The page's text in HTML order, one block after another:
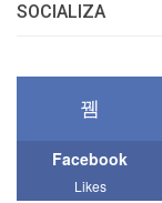
SOCIALIZA
Facebook
Likes